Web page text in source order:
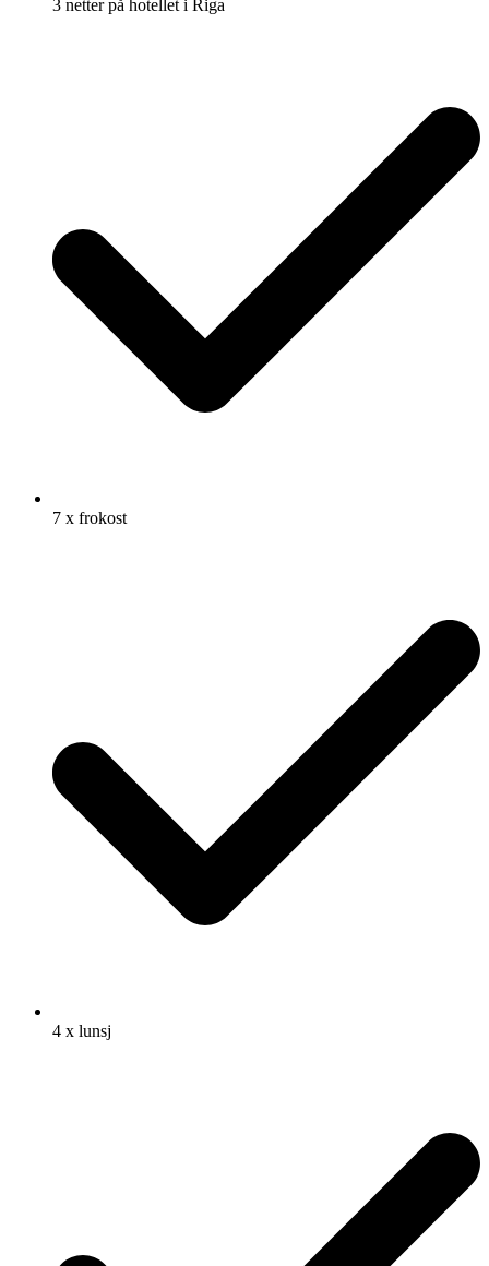
3 netter på hotellet i Riga
7 x frokost
4 x lunsj